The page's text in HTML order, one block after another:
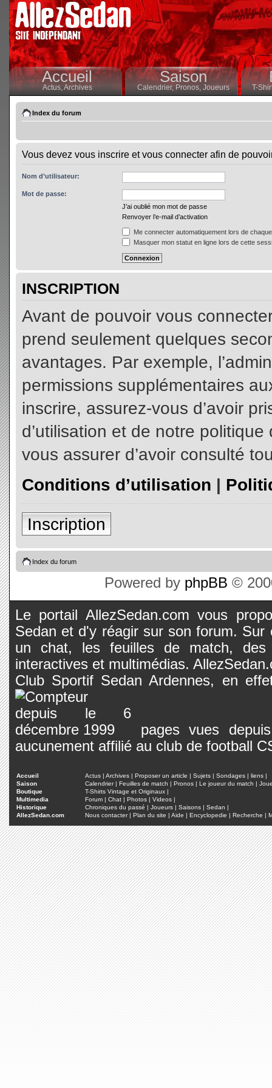
Accueil
Actus,Archives
Saison
Calendrier,Pronos, Joueurs T-
Index du forum
Vous devez vous inscrire et vous connecter afin de
Nom d’utilisateur:
Mot de passe:
J’ai oublié mon mot de passe
Renvoyer l’e-mail d’activation
Me connecter automatiquement lors de
Masquer mon statut en ligne lors de cette
INSCRIPTION
Avant de pouvoir vous
prend seulement quelques
avantages. Par exemple,
permissions supplémentaires
inscrire, assurez-vous d’avoir
d’utilisation et de notre
vous assurer d’avoir consulté
Conditions d’utilisation |
Inscription
Index du forum
Powered by phpBB ©
Le portail AllezSedan.com vous
Sedan et d'y réagir sur son forum.
un chat, les feuilles de match, des
interactives et multimédias.
Club Sportif Sedan Ardennes, en
pages vues
aucunement affilié au club de football
Accueil Actus | Archives | Proposer un article | Sujets | Sondages | liens |
Saison
Calendrier| Feuilles de match | Pronos | Le joueur du match |
Boutique
T-Shirts Vintage et Originaux |
Multimedia
Forum | Chat | Photos | Videos |
Historique
Chroniques du passé | Joueurs | Saisons | Sedan |
AllezSedan.com
Nous contacter| Plan du site | Aide | Encyclopedie | Recherche |